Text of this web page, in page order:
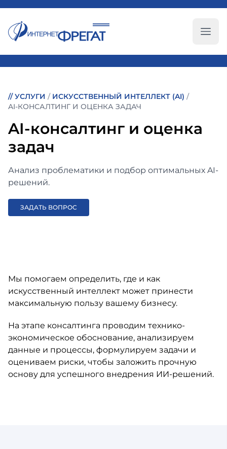
// УСЛУГИ / ИСКУССТВЕННЫЙ ИНТЕЛЛЕКТ (AI) /
AI-КОНСАЛТИНГ И ОЦЕНКА ЗАДАЧ
AI-консалтинг и оценка
задач
Анализ проблематики и подбор оптимальных AI-
решений.
ЗАДАТЬ ВОПРОС
Мы помогаем определить, где и как
искусственный интеллект может принести
максимальную пользу вашему бизнесу.
На этапе консалтинга проводим технико-
экономическое обоснование, анализируем
данные и процессы, формулируем задачи и
оцениваем риски, чтобы заложить прочную
основу для успешного внедрения ИИ-решений.